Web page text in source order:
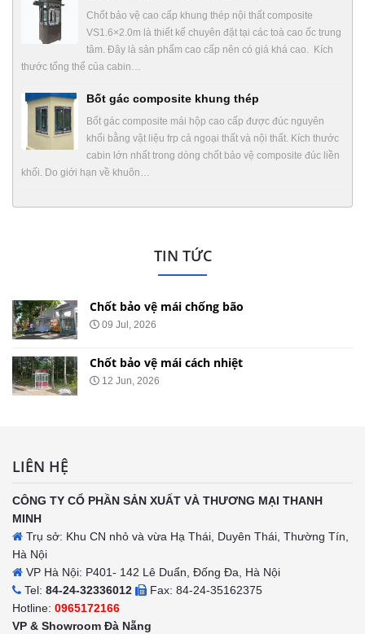
Chốt bảo vệ cao cấp khung thép nội thất composite
VS1.6×2.0m là thiết kế chuyên đặt tại các toà cao ốc trung
tâm. Đây là sản phẩm cao cấp nên có giá khá cao. Kích
thước tổng thể của cabin…
Bốt gác composite khung thép
Bốt gác composite mái hộp cao cấp được đúc nguyên
khối bằng vật liệu frp cả ngoại thất và nội thất. Kích thước
cabin lớn nhất trong dòng chốt bảo vệ composite đúc liền
khối. Do giới hạn về khuôn…
TIN TỨC
Chốt bảo vệ mái chống bão
09 Jul, 2026
Chốt bảo vệ mái cách nhiệt
12 Jun, 2026
LIÊN HỆ
CÔNG TY CỔ PHẦN SẢN XUẤT VÀ THƯƠNG MẠI THANH
MINH
Trụ sở: Khu CN nhỏ và vừa Hạ Thái, Duyên Thái, Thường Tín,
Hà Nội
VP Hà Nội: P401- 142 Lê Duẩn, Đống Đa, Hà Nội
Tel: 84-24-32336012
Fax: 84-24-35162375
Hotline: 0965172166
VP & Showroom Đà Nẵng